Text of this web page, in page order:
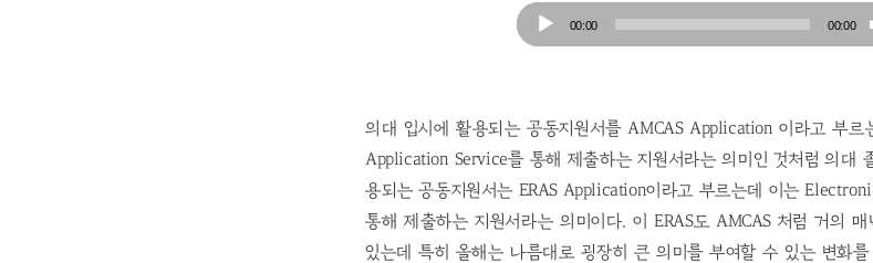
Audio
Player
00:00 00:00
의대 입시에 활용되는 공동지원서를 AMCAS Application 이라고 부
Application Service를 통해 제출하는 지원서라는 의미인 것처럼 의대
용되는 공동지원서는 ERAS Application이라고 부르는데 이는
통해 제출하는 지원서라는 의미이다. 이 ERAS도 AMCAS 처럼 거의
있는데 특히 올해는 나름대로 굉장히 큰 의미를 부여할 수 있는 변화